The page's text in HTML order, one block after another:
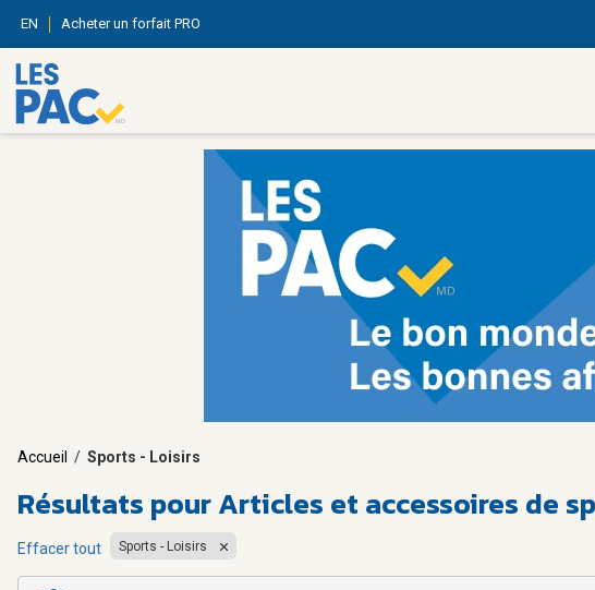
EN Acheter un forfait PRO
Accueil / Sports - Loisirs
Résultats pourArticles et accessoires de
Effacer tout Sports - Loisirs